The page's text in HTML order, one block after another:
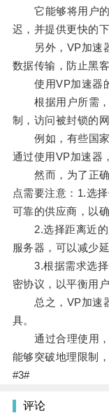
它能够将用户的
迟，并提供更快的
另外，VP加速器
数据传输，防止黑
使用VP加速器的
根据用户所需，
制，访问被封锁的
例如，有些国家
通过使用VP加速器
然而，为了正确
点需要注意：1.选
可靠的供应商，以
2.选择距离近的
服务器，可以减少
3.根据需求选择
密协议，以平衡用
总之，VP加速器
具。
通过合理使用，
能够突破地理限制
#3#
评论